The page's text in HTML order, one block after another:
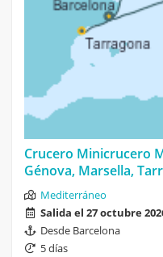
Crucero Minicrucero
Génova, Marsella,
Mediterráneo
Salida el 27 octubre
Desde Barcelona
5 días